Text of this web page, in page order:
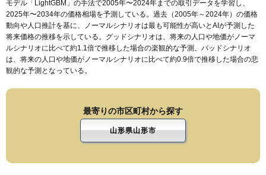
モデル「LightGBM」の手法で2005年〜2024年までの取引データを学習し、
2025年〜2034年の価格相場を予測している。過去（2005年～2024年）の価格
動向や人口推計を基に、ノーマルシナリオは最も可能性が高いとAIが予測した
将来価格の推移を示している。グッドシナリオは、将来の人口や地価がノーマ
ルシナリオに比べて約1.1倍で推移した場合の楽観的な予測、バッドシナリオ
は、将来の人口や地価がノーマルシナリオに比べて約0.9倍で推移した場合の悲
観的な予測となっている。
最寄りの市区町村から探す
山形県山形市